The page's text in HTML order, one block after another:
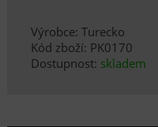
Výrobce: Turecko
Kód zboží: PK0170
Dostupnost: skladem